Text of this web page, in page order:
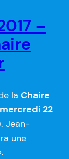
–
la Chaire
22
Jean-
une